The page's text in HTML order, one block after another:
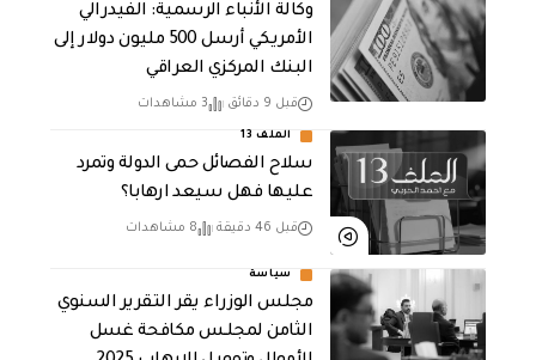
وكالة الأنباء الرسمية: الفيدرالي
الأمريكي أرسل 500 مليون دولار إلى
البنك المركزي العراقي
قبل 9 دقائق 3 مشاهدات
الملف 13
سلاح الفصائل حمى الدولة وتمرد
عليها فهل سيعد ارهابا؟
قبل 46 دقيقة 8 مشاهدات
سياسة
مجلس الوزراء يقر التقرير السنوي
الثامن لمجلـس مكافحة غسل